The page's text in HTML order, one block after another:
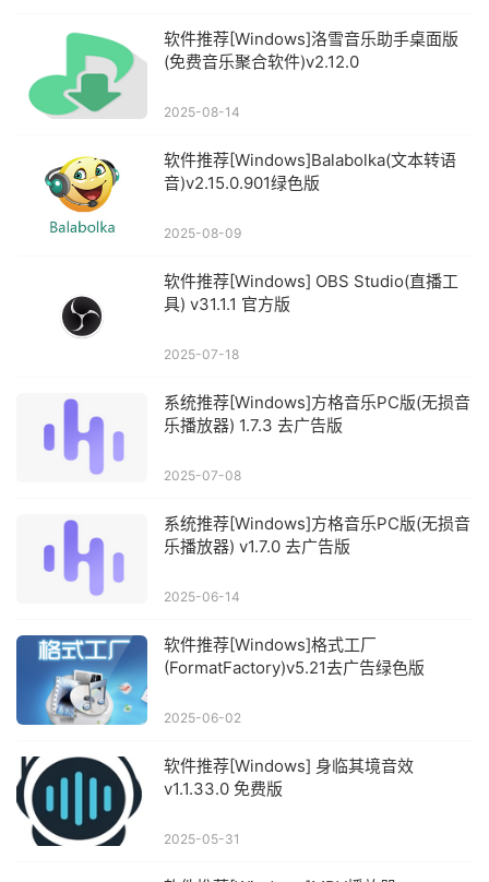
软件推荐[Windows]洛雪音乐助手桌面版
(免费音乐聚合软件)v2.12.0
2025-08-14
软件推荐[Windows]Balabolka(文本转语
音)v2.15.0.901绿色版
2025-08-09
软件推荐[Windows] OBS Studio(直播工
具) v31.1.1 官方版
2025-07-18
系统推荐[Windows]方格音乐PC版(无损音
乐播放器) 1.7.3 去广告版
2025-07-08
系统推荐[Windows]方格音乐PC版(无损音
乐播放器) v1.7.0 去广告版
2025-06-14
软件推荐[Windows]格式工厂
(FormatFactory)v5.21去广告绿色版
2025-06-02
软件推荐[Windows] 身临其境音效
v1.1.33.0 免费版
2025-05-31